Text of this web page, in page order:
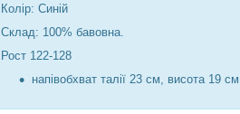
Колір: Синій
Склад: 100% бавовна.
Рост 122-128
напівобхват талії 23 см, висота 19 см